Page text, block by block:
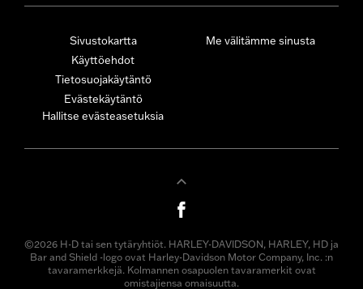
Sivustokartta
Käyttöehdot
Tietosuojakäytäntö
Evästekäytäntö
Hallitse evästeasetuksia
Me välitämme sinusta
©2026 H-D tai sen tytäryhtiöt. HARLEY-DAVIDSON, HARLEY, HD ja
Bar and Shield -logo ovat Harley-Davidson Motor Company, Inc. :n
tavaramerkkejä. Kolmannen osapuolen tavaramerkit ovat
omistajiensa omaisuutta.